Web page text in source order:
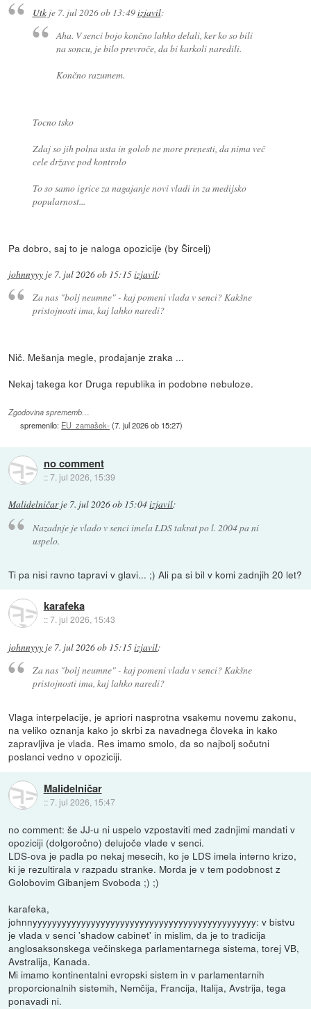
Utkje 7. jul 2026 ob 13:49izjavil:
Aha. V senci bojo končno lahko delali, ker ko so bili
na soncu, je bilo prevroče, da bi karkoli naredili.
Končno razumem.
Tocno tsko
Zdaj so jih polna usta in golob ne more prenesti, da nima več
cele države pod kontrolo
To so samo igrice za nagajanje novi vladi in za medijsko
popularnost...
Pa dobro, saj to je naloga opozicije (by Šircelj)
johnnyyy je 7. jul 2026 ob 15:15izjavil:
Za nas "bolj neumne" - kaj pomeni vlada v senci? Kakšne
pristojnosti ima, kaj lahko naredi?
Nič. Mešanja megle, prodajanje zraka ...
Nekaj takega kor Druga republika in podobne nebuloze.
Zgodovina sprememb…
spremenilo: EU_zamašek- (7. jul 2026 ob 15:27)
no comment
::7. jul 2026, 15:39
Malidelničarje 7. jul 2026 ob 15:04izjavil:
Nazadnje je vlado v senci imela LDS takrat po l. 2004 pa ni
uspelo.
Ti pa nisi ravno tapravi v glavi... ;) Ali pa si bil v komi zadnjih 20 let?
karafeka
::7. jul 2026, 15:43
johnnyyy je 7. jul 2026 ob 15:15izjavil:
Za nas "bolj neumne" - kaj pomeni vlada v senci? Kakšne
pristojnosti ima, kaj lahko naredi?
Vlaga interpelacije, je apriori nasprotna vsakemu novemu zakonu,
na veliko oznanja kako jo skrbi za navadnega človeka in kako
zapravljiva je vlada. Res imamo smolo, da so najbolj sočutni
poslanci vedno v opoziciji.
Malidelničar
::7. jul 2026, 15:47
no comment: še JJ-u ni uspelo vzpostaviti med zadnjimi mandati v
opoziciji (dolgoročno) delujoče vlade v senci.
LDS-ova je padla po nekaj mesecih, ko je LDS imela interno krizo,
ki je rezultirala v razpadu stranke. Morda je v tem podobnost z
Golobovim Gibanjem Svoboda ;) ;)
karafeka,
johnnyyyyyyyyyyyyyyyyyyyyyyyyyyyyyyyyyyyyyyyyyyyyyy: v bistvu
je vlada v senci 'shadow cabinet' in mislim, da je to tradicija
anglosaksonskega večinskega parlamentarnega sistema, torej VB,
Avstralija, Kanada.
Mi imamo kontinentalni evropski sistem in v parlamentarnih
proporcionalnih sistemih, Nemčija, Francija, Italija, Avstrija, tega
ponavadi ni.